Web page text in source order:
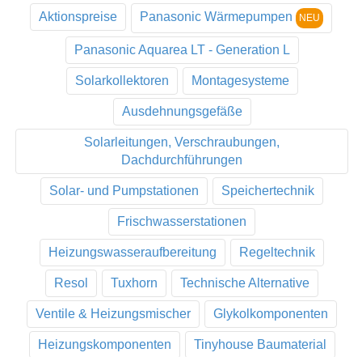
Aktionspreise Panasonic Wärmepumpen NEU
Panasonic Aquarea LT - Generation L
Solarkollektoren Montagesysteme
Ausdehnungsgefäße
Solarleitungen, Verschraubungen,
Dachdurchführungen
Solar- und Pumpstationen Speichertechnik
Frischwasserstationen
Heizungswasseraufbereitung Regeltechnik
Resol Tuxhorn Technische Alternative
Ventile & Heizungsmischer Glykolkomponenten
Heizungskomponenten Tinyhouse Baumaterial